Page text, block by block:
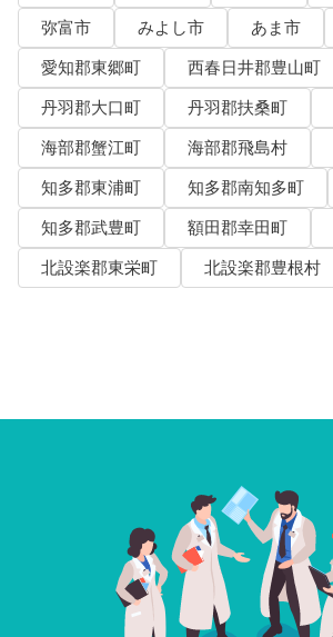
弥富市
みよし市 あま市
愛知郡東郷町
西春日井郡豊山町
丹羽郡大口町
丹羽郡扶桑町
海部郡蟹江町
海部郡飛島村
知多郡東浦町
知多郡南知多町
知多郡武豊町
額田郡幸田町
北設楽郡東栄町
北設楽郡豊根村